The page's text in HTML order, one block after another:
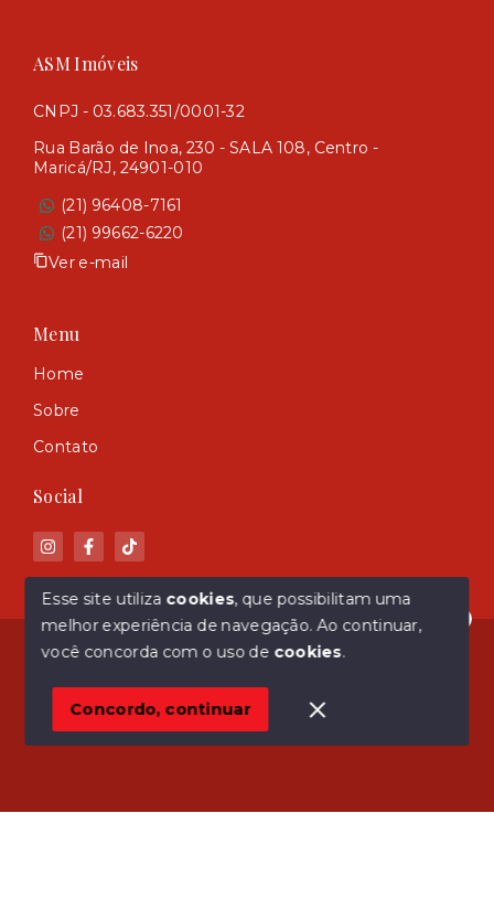
Olá! Estamos disponíveis para te ajudar.
ASM Imóveis
CNPJ - 03.683.351/0001-32
Rua Barão de Inoa, 230 - SALA 108, Centro -
Maricá/RJ, 24901-010
(21) 96408-7161
(21) 99662-6220
Ver e-mail
Menu
Home
Sobre
Contato
Social
© Copyright 2026 - ASM Imóveis - Todos os direitos
SITE PARA IMOBILIARIA
Esse site utiliza cookies, que possibilitam uma
melhor experiência de navegação.Ao continuar,
você concorda com o uso de cookies.
Concordo, continuar